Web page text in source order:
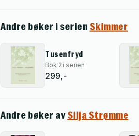
Andre bøker i serien Skimmer
Tusenfryd
Bok 2 i serien
299,-
Andre bøker avSilja Strømme